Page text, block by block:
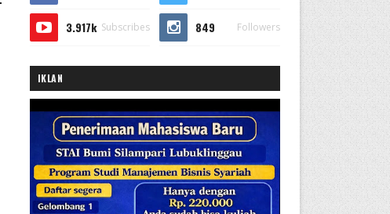
3.917k Subscribes 849 Followers
IKLAN